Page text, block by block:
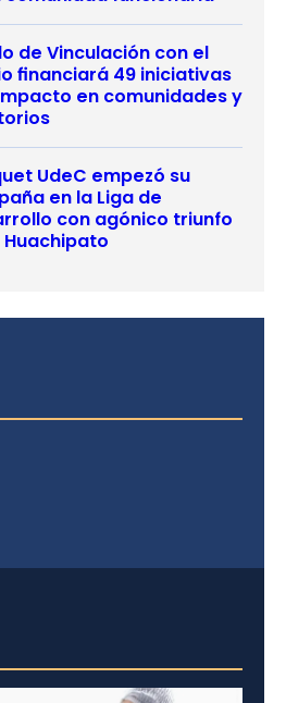
de Vinculación con el
financiará 49 iniciativas
en comunidades y
UdeC empezó su
en la Liga de
con agónico triunfo